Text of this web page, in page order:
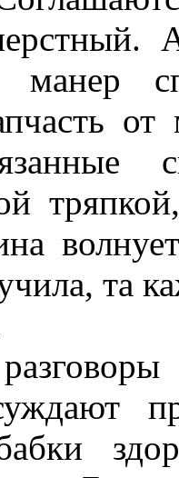
манер
та